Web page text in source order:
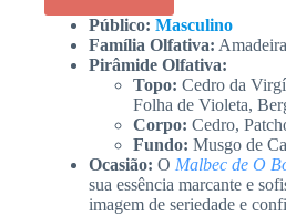
Público: Masculino
Família Olfativa:
Pirâmide Olfativa:
Topo: Cedro da
Folha de Violeta,
Corpo: Cedro,
Fundo: Musgo de
Ocasião: O Malbec de O
sua essência marcante e
imagem de seriedade e